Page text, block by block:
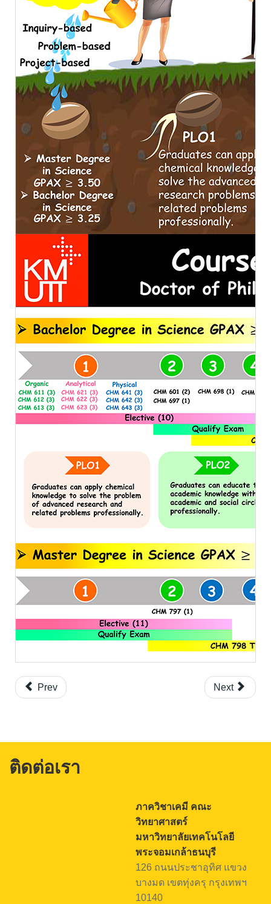
Prev Next
ติดต่อเรา
ภาควิชาเคมี คณะ
วิทยาศาสตร์
มหาวิทยาลัยเทคโนโลยี
พระจอมเกล้าธนบุรี
126 ถนนประชาอุทิศ แขวง
บางมด เขตทุ่งครุ กรุงเทพฯ
10140